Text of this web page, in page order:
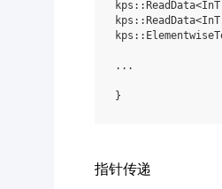
kps ::ReadData<InT
kps ::ReadData<InT
kps ::
...
}
指针传递